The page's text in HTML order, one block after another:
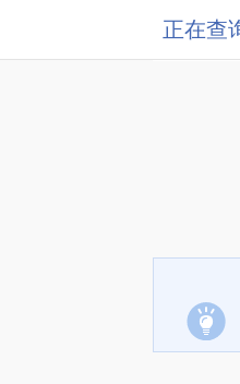
正在查